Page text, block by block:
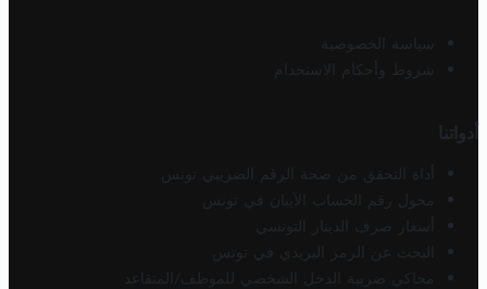
سياسة الخصوصية
شروط وأحكام الاستخدام
أدواتنا
أداة التحقق من صحة الرقم الضريبي تونس
محول رقم الحساب الآيبان في تونس
أسعار صرف الدينار التونسي
البحث عن الرمز البريدي في تونس
محاكي ضريبة الدخل الشخصي للموظف/المتقاعد